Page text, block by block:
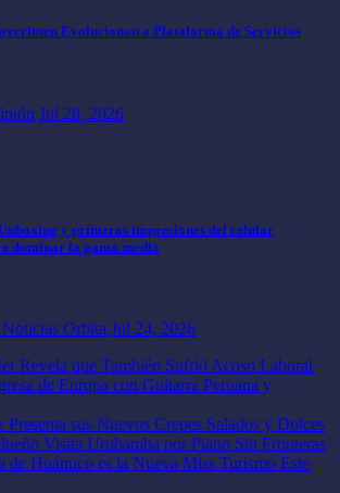
Evolucionan a Plataforma de Servicios
Jul 28, 2026
y primeras impresiones del celular
dominar la gama media
Orbita Jul 24, 2026
Revela que También Sufrió Acoso Laboral
de Europa con Guitarra Peruana y
Presenta sus Nuevos Crepes Salados y Dulces
Visita Urubamba por Piano Sin Fronteras
de Huánuco es la Nueva Miss Turismo Este